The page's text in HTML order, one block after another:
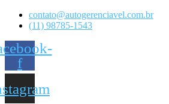
contato@autogerenciavel.com.br
(11) 98785-1543
f